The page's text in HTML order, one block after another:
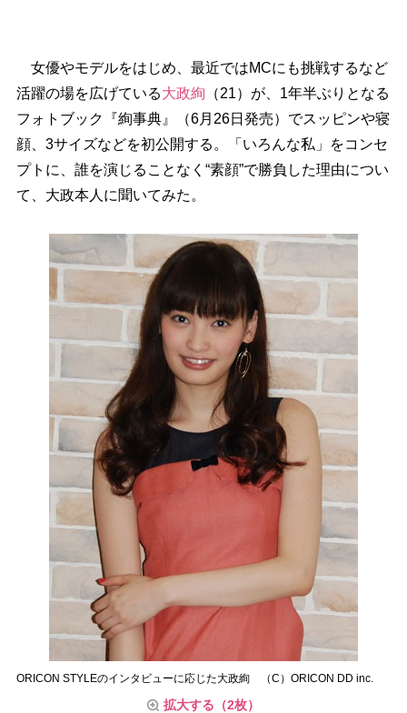
女優やモデルをはじめ、最近ではMCにも挑戦するなど
活躍の場を広げている大政絢 （21）が、1年半ぶりとなる
フォトブック『絢事典』（6月26日発売）でスッピンや寝
顔、3サイズなどを初公開する。「いろんな私」をコンセ
プトに、誰を演じることなく“素顔”で勝負した理由につい
て、大政本人に聞いてみた。
ORICON STYLEのインタビューに応じた大政絢 （C）ORICON DD inc.
拡大する（2枚）